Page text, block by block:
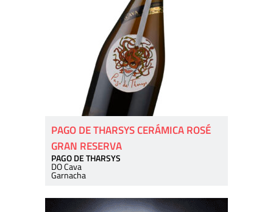
PAGO DE THARSYS CERÁMICA ROSÉ
GRAN RESERVA
PAGO DE THARSYS
DO Cava
Garnacha